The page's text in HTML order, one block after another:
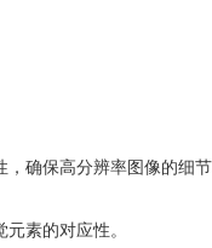
确保高分辨率图像的细节
素的对应性。